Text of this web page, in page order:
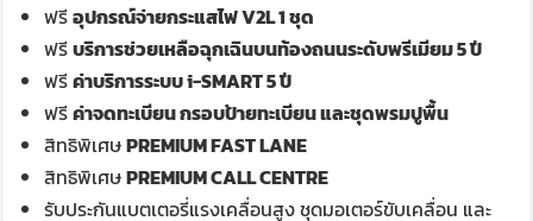
ฟรีอุปกรณ์จ่ายกระแสไฟ V2L 1 ชุด
ฟรีบริการช่วยเหลือฉุกเฉินบนท้องถนนระดับพรีเมียม 5 ปี
ฟรีค่าบริการระบบ i-SMART 5 ปี
ฟรีค่าจดทะเบียน กรอบป้ายทะเบียน และชุดพรมปูพื้น
สิทธิพิเศษPREMIUM FAST LANE
สิทธิพิเศษPREMIUM CALL CENTRE
รับประกันแบตเตอรี่แรงเคลื่อนสูง ชุดมอเตอร์ขับเคลื่อน และ